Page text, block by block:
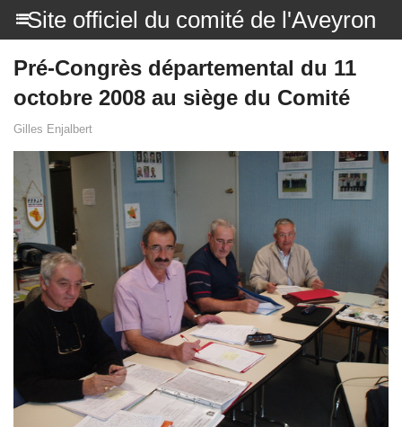
Site officiel du comité de l'Aveyron
Pré-Congrès départemental du 11
octobre 2008 au siège du Comité
Gilles Enjalbert